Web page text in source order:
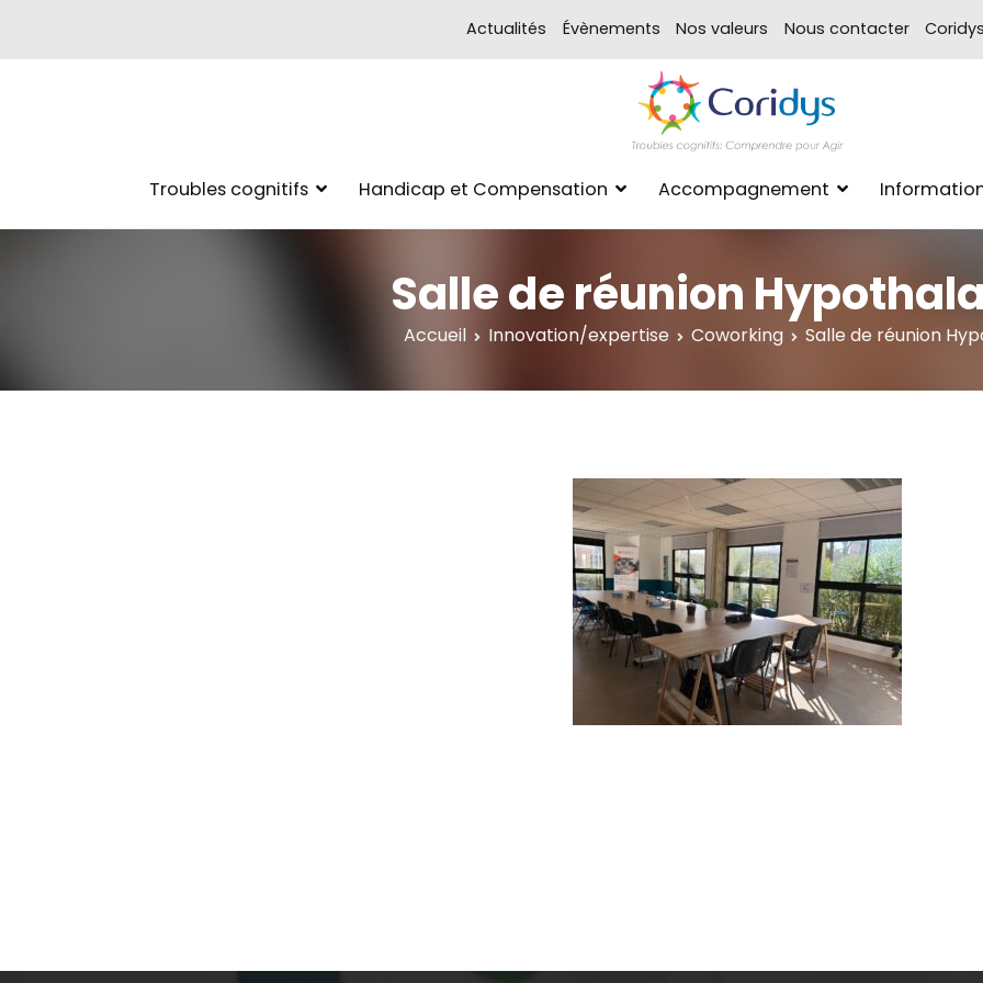
Actualités Évènements Nos valeurs Nous contacter
xpertise
Troubles cognitifs Handicap et Compensation Accompagnement
Salle de réunion
Accueil Innovation/expertise Coworking Salle de réunion